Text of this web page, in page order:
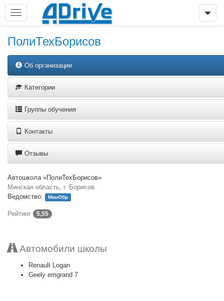
ПолиТехБорисов
Об организации
Категории
Группы обучения
Контакты
Отзывы
Автошкола «ПолиТехБорисов»
Минская область, г. Борисов
Ведомство:
МинОбр
Рейтинг 5,55
Автомобили школы
Renault Logan
Geely emgrand 7